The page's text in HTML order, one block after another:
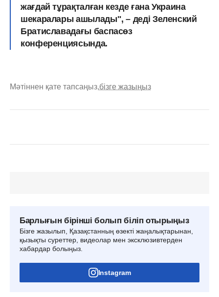
жағдай тұрақталған кезде ғана Украина
шекаралары ашылады", – деді Зеленский
Братиславадағы баспасөз
конференциясында.
Мәтіннен қате тапсаңыз,бізге жазыңыз
Барлығын бірінші болып біліп отырыңыз
Бізге жазылып, Қазақстанның өзекті жаңалықтарынан,
қызықты суреттер, видеолар мен эксклюзивтерден
хабардар болыңыз.
Instagram